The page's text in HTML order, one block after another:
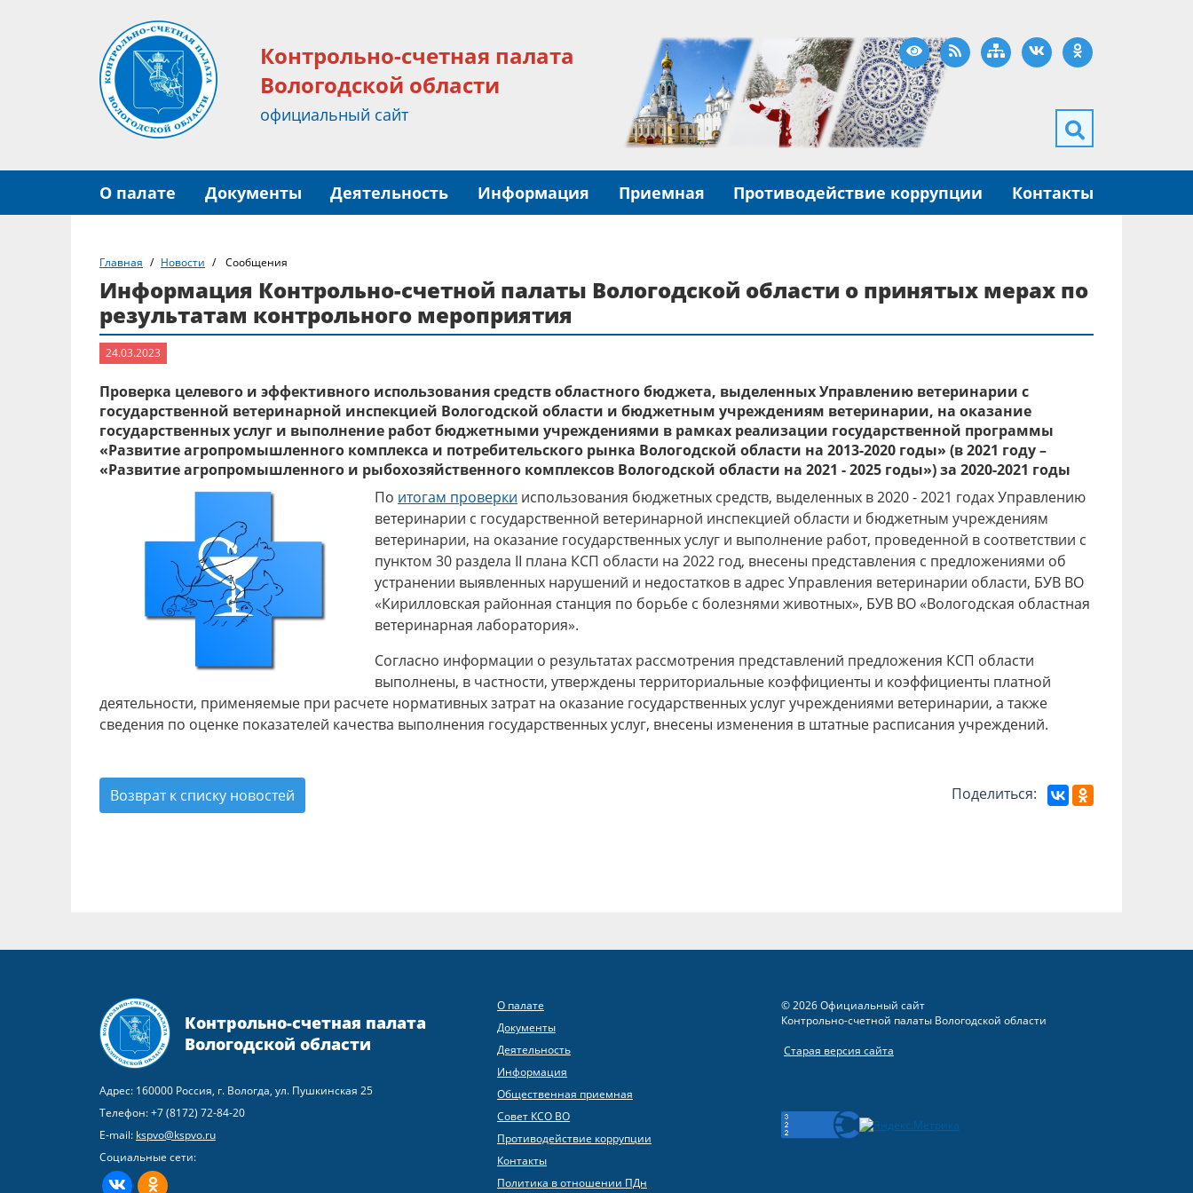
Контрольно-счетная палата
Вологодской области
официальный сайт
Версия для слабовидящих
RSS Карта сайта
ВКонтактеОдноклассники
О палате Документы Деятельность Информация Приемная Противодействие коррупции Контакты
Главная Новости Сообщения
Информация Контрольно-счетной палаты Вологодской области о принятых мерах по
результатам контрольного мероприятия
24.03.2023
Проверка целевого и эффективного использования средств областного бюджета, выделенных Управлению ветеринарии с
государственной ветеринарной инспекцией Вологодской области и бюджетным учреждениям ветеринарии, на оказание
государственных услуг и выполнение работ бюджетными учреждениями в рамках реализации государственной программы
«Развитие агропромышленного комплекса и потребительского рынка Вологодской области на 2013-2020 годы» (в 2021 году –
«Развитие агропромышленного и рыбохозяйственного комплексов Вологодской области на 2021 - 2025 годы») за 2020-2021 годы
По итогам проверки использования бюджетных средств, выделенных в 2020 - 2021 годах Управлению
ветеринарии с государственной ветеринарной инспекцией области и бюджетным учреждениям
ветеринарии, на оказание государственных услуг и выполнение работ, проведенной в соответствии с
пунктом 30 раздела II плана КСП области на 2022 год, внесены представления с предложениями об
устранении выявленных нарушений и недостатков в адрес Управления ветеринарии области, БУВ ВО
«Кирилловская районная станция по борьбе с болезнями животных», БУВ ВО «Вологодская областная
ветеринарная лаборатория».
Согласно информации о результатах рассмотрения представлений предложения КСП области
выполнены, в частности, утверждены территориальные коэффициенты и коэффициенты платной
деятельности, применяемые при расчете нормативных затрат на оказание государственных услуг учреждениями ветеринарии, а также
сведения по оценке показателей качества выполнения государственных услуг, внесены изменения в штатные расписания учреждений.
Возврат к списку новостей Поделиться:
Контрольно-счетная палата
Вологодской области
Адрес: 160000 Россия, г. Вологда, ул. Пушкинская 25
Телефон:+7 (8172) 72-84-20
E-mail: kspvo@kspvo.ru
Социальные сети:
ВКонтактеОдноклассники
О палате
Документы
Деятельность
Информация
Общественная приемная
Совет КСО ВО
Противодействие коррупции
Контакты
Политика в отношении ПДн
© 2026 Официальный сайт
Контрольно-счетной палаты Вологодской области
Старая версия сайта